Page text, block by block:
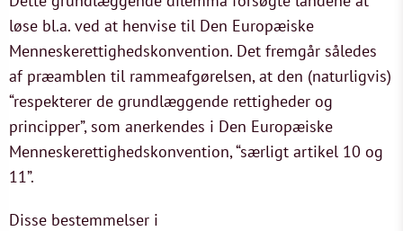
løse bl.a. ved at henvise til Den Europæiske
Menneskerettighedskonvention. Det fremgår således
af præamblen til rammeafgørelsen, at den (naturligvis)
“respekterer de grundlæggende rettigheder og
principper”, som anerkendes i Den Europæiske
Menneskerettighedskonvention, “særligt artikel 10 og
11”.
Disse bestemmelser i